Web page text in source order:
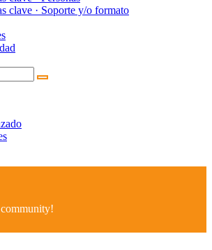
clave · Soporte y/o formato